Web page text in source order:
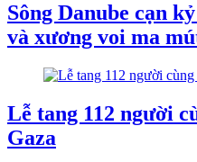
Sông Danube cạn
và xương voi ma
Lễ tang 112 người
Gaza